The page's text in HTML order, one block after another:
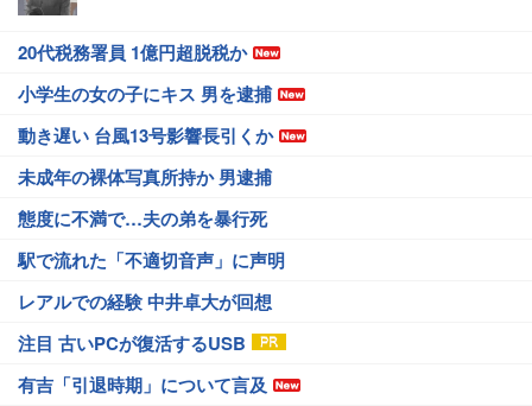
20代税務署員 1億円超脱税か
小学生の女の子にキス 男を逮捕
動き遅い 台風13号影響長引くか
未成年の裸体写真所持か 男逮捕
態度に不満で…夫の弟を暴行死
駅で流れた「不適切音声」に声明
レアルでの経験 中井卓大が回想
注目 古いPCが復活するUSB
有吉「引退時期」について言及